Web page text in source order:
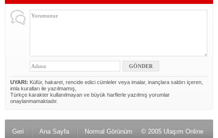
UYARI: Küfür, hakaret, rencide edici cümleler veya imalar, inançlara saldırı içeren,
imla kuralları ile yazılmamış,
Türkçe karakter kullanılmayan ve büyük harflerle yazılmış yorumlar
onaylanmamaktadır.
Geri Ana Sayfa Normal Görünüm © 2005 Ulaşım Online